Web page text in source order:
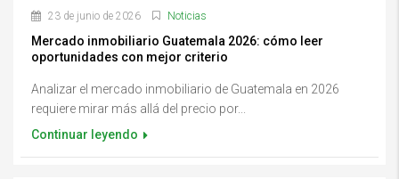
23 de junio de 2026 Noticias
Mercado inmobiliario Guatemala 2026: cómo leer
oportunidades con mejor criterio
Analizar el mercado inmobiliario de Guatemala en 2026
requiere mirar más allá del precio por...
Continuar leyendo